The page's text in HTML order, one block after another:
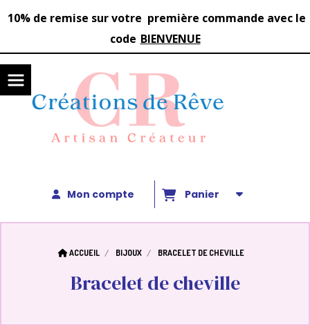
10%de remise sur votre première commande avec le
code BIENVENUE
Mon compte Panier
ACCUEIL BIJOUX BRACELET DE CHEVILLE
Bracelet de cheville